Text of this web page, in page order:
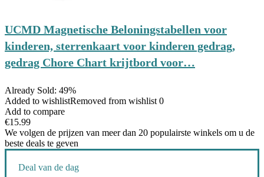
UCMD Magnetische Beloningstabellen voor
kinderen, sterrenkaart voor kinderen gedrag,
gedrag Chore Chart krijtbord voor…
Already Sold: 49%
Added to wishlistRemoved from wishlist 0
Add to compare
€15.99
We volgen de prijzen van meer dan 20 populairste winkels om u de
beste deals te geven
Deal van de dag